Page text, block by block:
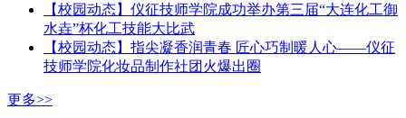
【校园动态】仪征技师学院成功举办第三届“大连化工御
水垚”杯化工技能大比武
【校园动态】指尖凝香润青春 匠心巧制暖人心——仪征
技师学院化妆品制作社团火爆出圈
更多>>